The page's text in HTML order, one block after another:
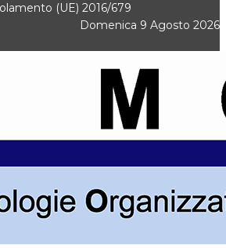
(UE) 2016/679
Domenica 9 Agosto 2026